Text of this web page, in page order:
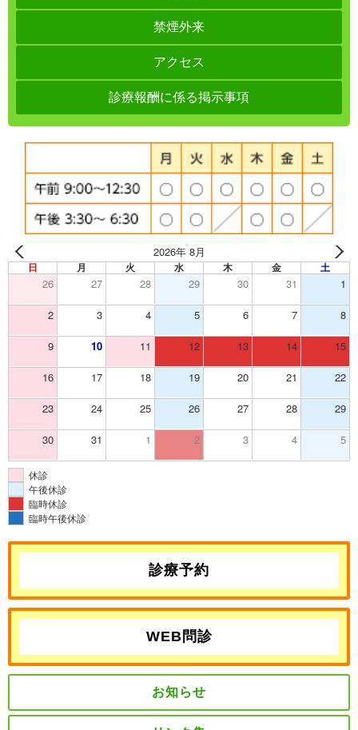
禁煙外来
アクセス
診療報酬に係る掲示事項
2026年 8月
日 月 火 水 木 金 土
26 27 28 29 30 31 1
2 3 4 5 6 7 8
9 10 11 12 13 14 15
16 17 18 19 20 21 22
23 24 25 26 27 28 29
30 31 1 2 3 4 5
休診
午後休診
臨時休診
臨時午後休診
診療予約
WEB問診
お知らせ